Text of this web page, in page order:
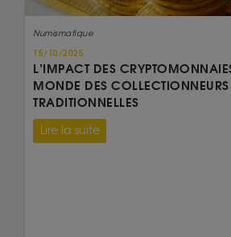
Numismatique
15/10/2025
L’IMPACT DES
MONDE DES COLLECTIONNEURS
TRADITIONNELLES
Lire la suite